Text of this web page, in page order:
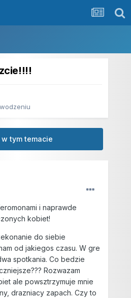
tym temacie
i naprawde
kobiet!
do siebie
od jakiegos czasu. W gre
spotkania. Co bedzie
Rozwazam
ale powsztrzymuje mnie
drazniacy zapach. Czy to